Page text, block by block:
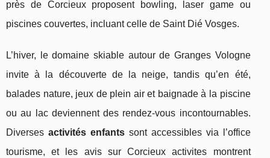
près de Corcieux proposent bowling, laser game ou
piscines couvertes, incluant celle de Saint Dié Vosges.
L’hiver, le domaine skiable autour de Granges Vologne
invite à la découverte de la neige, tandis qu’en été,
balades nature, jeux de plein air et baignade à la piscine
ou au lac deviennent des rendez-vous incontournables.
Diverses activités enfantssont accessibles via l’office
tourisme, et les avis sur Corcieux activites montrent